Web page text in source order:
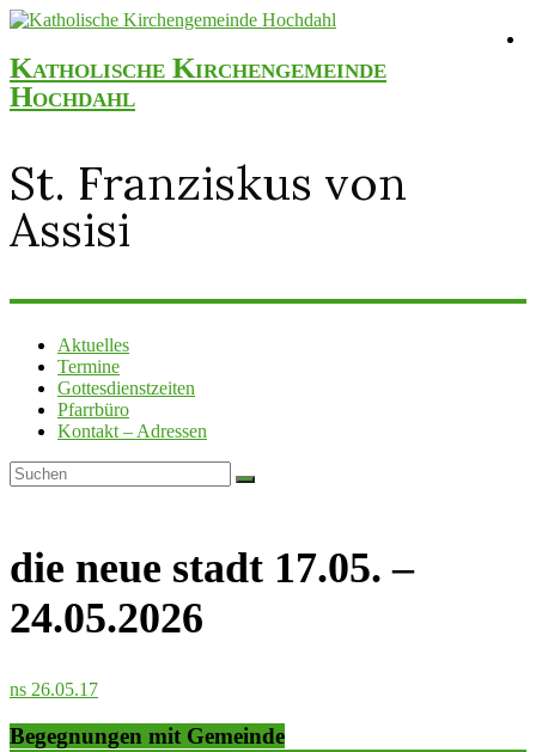
Katholische Kirchengemeinde
Hochdahl
St. Franziskus von
Assisi
Aktuelles
Termine
Gottesdienstzeiten
Pfarrbüro
Kontakt – Adressen
die neue stadt 17.05. –
24.05.2026
ns 26.05.17
Begegnungen mit Gemeinde